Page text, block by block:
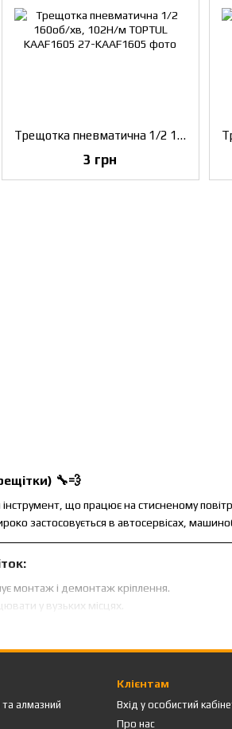
🔧💨
що працює на стисненому
застосовується в автосервісах,
монтаж і демонтаж кріплення.
у вузьких місцях.
при підключенні до системи стисненого
Трещотка пневматична 1/2 160об/хв, 102Н/м TOPTUL KAAF1605
3 грн
алмазний
Клієнтам
Вхід у особистий
Про нас